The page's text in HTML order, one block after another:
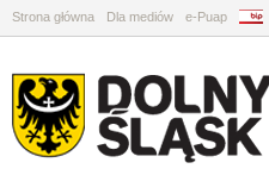
Strona główna Dla mediów e-Puap BIP